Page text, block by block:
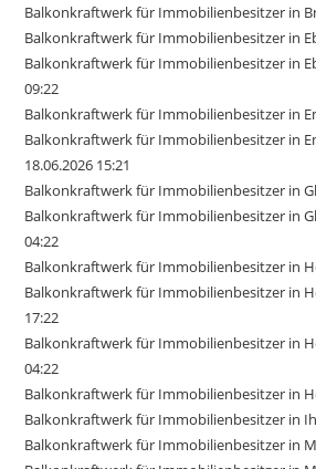
Balkonkraftwerk für Immobilienbesitzer in
Balkonkraftwerk für Immobilienbesitzer in
Balkonkraftwerk für Immobilienbesitzer in
09:22
Balkonkraftwerk für Immobilienbesitzer in
Balkonkraftwerk für Immobilienbesitzer in
18.06.2026 15:21
Balkonkraftwerk für Immobilienbesitzer in
Balkonkraftwerk für Immobilienbesitzer in
04:22
Balkonkraftwerk für Immobilienbesitzer in
Balkonkraftwerk für Immobilienbesitzer in
17:22
Balkonkraftwerk für Immobilienbesitzer in
04:22
Balkonkraftwerk für Immobilienbesitzer in
Balkonkraftwerk für Immobilienbesitzer in
Balkonkraftwerk für Immobilienbesitzer in